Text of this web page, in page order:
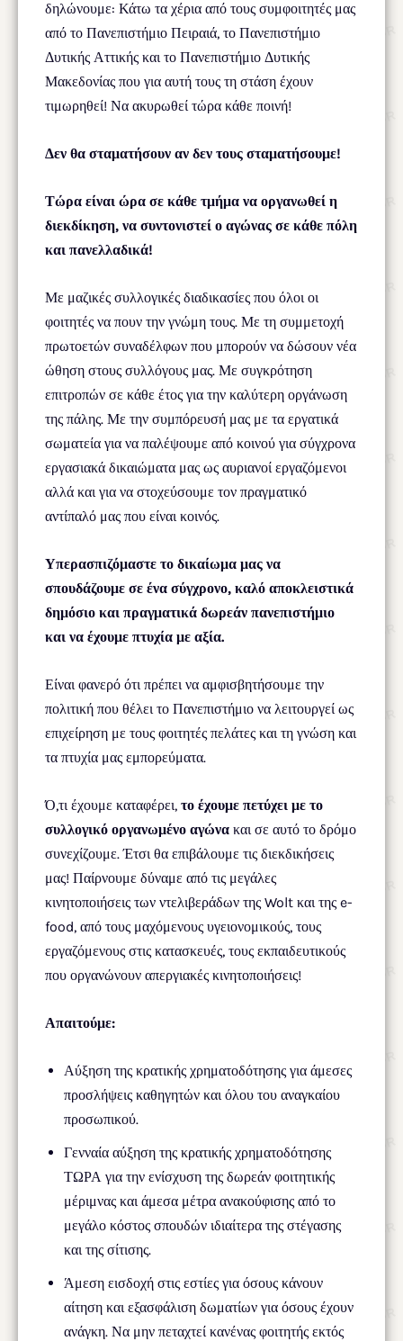
δηλώνουμε: Κάτω τα χέρια από τους συμφοιτητές μας
από το Πανεπιστήμιο Πειραιά, το Πανεπιστήμιο
Δυτικής Αττικής και το Πανεπιστήμιο Δυτικής
Μακεδονίας που για αυτή τους τη στάση έχουν
τιμωρηθεί! Να ακυρωθεί τώρα κάθε ποινή!
Δεν θα σταματήσουν αν δεν τους σταματήσουμε!
Τώρα είναι ώρα σε κάθε τμήμα να οργανωθεί η
διεκδίκηση, να συντονιστεί ο αγώνας σε κάθε πόλη
και πανελλαδικά!
Με μαζικές συλλογικές διαδικασίες που όλοι οι
φοιτητές να πουν την γνώμη τους. Με τη συμμετοχή
πρωτοετών συναδέλφων που μπορούν να δώσουν νέα
ώθηση στους συλλόγους μας. Με συγκρότηση
επιτροπών σε κάθε έτος για την καλύτερη οργάνωση
της πάλης. Με την συμπόρευσή μας με τα εργατικά
σωματεία για να παλέψουμε από κοινού για σύγχρονα
εργασιακά δικαιώματα μας ως αυριανοί εργαζόμενοι
αλλά και για να στοχεύσουμε τον πραγματικό
αντίπαλό μας που είναι κοινός.
Υπερασπιζόμαστε το δικαίωμα μας να
σπουδάζουμε σε ένα σύγχρονο, καλό αποκλειστικά
δημόσιο και πραγματικά δωρεάν πανεπιστήμιο
και να έχουμε πτυχία με αξία.
Είναι φανερό ότι πρέπει να αμφισβητήσουμε την
πολιτική που θέλει το Πανεπιστήμιο να λειτουργεί ως
επιχείρηση με τους φοιτητές πελάτες και τη γνώση και
τα πτυχία μας εμπορεύματα.
Ό,τι έχουμε καταφέρει, το έχουμε πετύχει με το
συλλογικό οργανωμένο αγώνα και σε αυτό το δρόμο
συνεχίζουμε. Έτσι θα επιβάλουμε τις διεκδικήσεις
μας! Παίρνουμε δύναμε από τις μεγάλες
κινητοποιήσεις των ντελιβεράδων της Wolt και της e-
food, από τους μαχόμενους υγειονομικούς, τους
εργαζόμενους στις κατασκευές, τους εκπαιδευτικούς
που οργανώνουν απεργιακές κινητοποιήσεις!
Απαιτούμε:
Αύξηση της κρατικής χρηματοδότησης για άμεσες
προσλήψεις καθηγητών και όλου του αναγκαίου
προσωπικού.
Γενναία αύξηση της κρατικής χρηματοδότησης
ΤΩΡΑ για την ενίσχυση της δωρεάν φοιτητικής
μέριμνας και άμεσα μέτρα ανακούφισης από το
μεγάλο κόστος σπουδών ιδιαίτερα της στέγασης
και της σίτισης.
Άμεση εισδοχή στις εστίες για όσους κάνουν
αίτηση και εξασφάλιση δωματίων για όσους έχουν
ανάγκη. Να μην πεταχτεί κανένας φοιτητής εκτός